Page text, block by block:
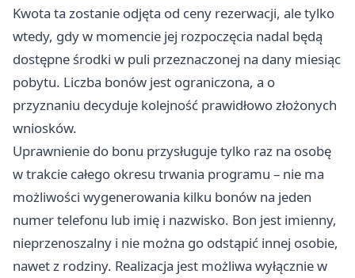
Kwota ta zostanie odjęta od ceny rezerwacji, ale tylko
wtedy, gdy w momencie jej rozpoczęcia nadal będą
dostępne środki w puli przeznaczonej na dany miesiąc
pobytu. Liczba bonów jest ograniczona, a o
przyznaniu decyduje kolejność prawidłowo złożonych
wniosków.
Uprawnienie do bonu przysługuje tylko raz na osobę
w trakcie całego okresu trwania programu – nie ma
możliwości wygenerowania kilku bonów na jeden
numer telefonu lub imię i nazwisko. Bon jest imienny,
nieprzenoszalny i nie można go odstąpić innej osobie,
nawet z rodziny. Realizacja jest możliwa wyłącznie w